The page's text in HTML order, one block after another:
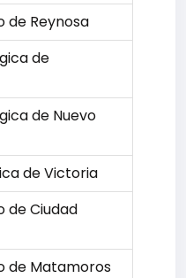
de Reynosa
de
de Nuevo
de Victoria
de Ciudad
de Matamoros